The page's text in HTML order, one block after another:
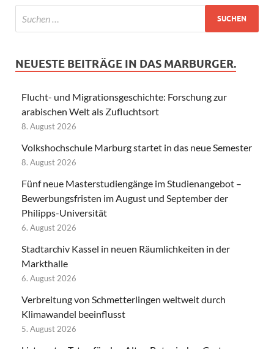
NEUESTE BEITRÄGE IN DAS MARBURGER.
Flucht- und Migrationsgeschichte: Forschung zur
arabischen Welt als Zufluchtsort
8. August 2026
Volkshochschule Marburg startet in das neue Semester
8. August 2026
Fünf neue Masterstudiengänge im Studienangebot –
Bewerbungsfristen im August und September der
Philipps-Universität
6. August 2026
Stadtarchiv Kassel in neuen Räumlichkeiten in der
Markthalle
6. August 2026
Verbreitung von Schmetterlingen weltweit durch
Klimawandel beeinflusst
5. August 2026